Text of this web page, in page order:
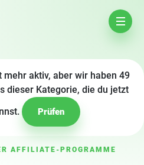
mehr aktiv, aber wir haben 49
dieser Kategorie, die du jetzt
Prüfen
AFFILIATE-PROGRAMME